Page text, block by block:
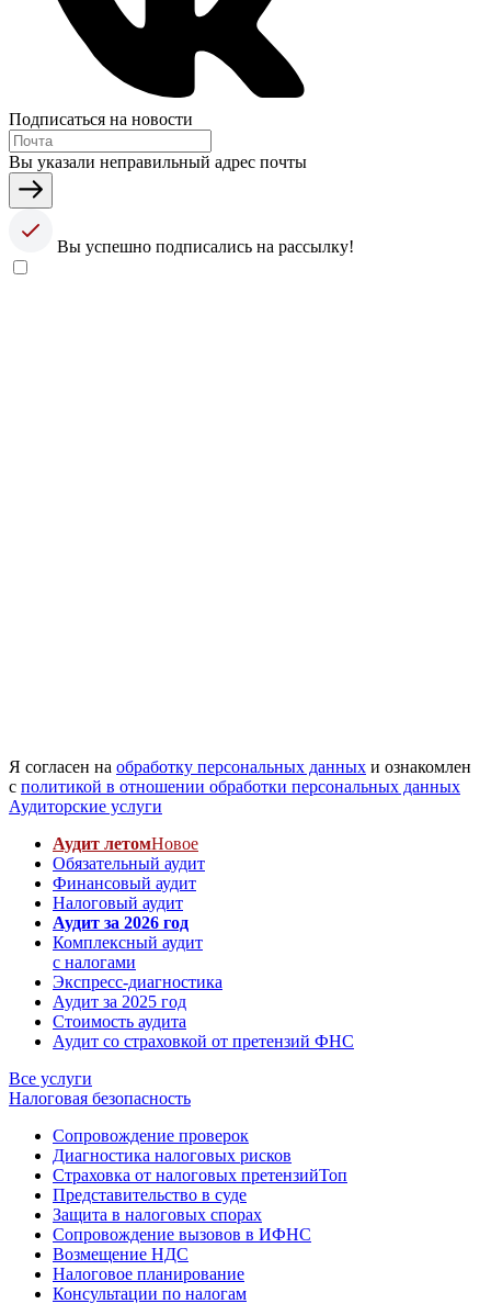
Подписаться на новости
Вы указали неправильный адрес почты
Вы успешно подписались на рассылку!
Я согласен на обработку персональных данных и ознакомлен
с политикой в отношении обработки персональных данных
Аудиторские услуги
Аудит летомНовое
Обязательный аудит
Финансовый аудит
Налоговый аудит
Аудит за 2026 год
Комплексный аудит
с налогами
Экспресс-диагностика
Аудит за 2025 год
Стоимость аудита
Аудит со страховкой от претензий ФНС
Все услуги
Налоговая безопасность
Сопровождение проверок
Диагностика налоговых рисков
Страховка от налоговых претензийТоп
Представительство в суде
Защита в налоговых спорах
Сопровождение вызовов в ИФНС
Возмещение НДС
Налоговое планирование
Консультации по налогам